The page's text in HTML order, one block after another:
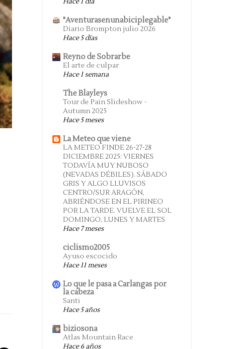
"Aventurasenunabiciplegable"
Diario Brompton julio 2026
Hace 5 días
Reyno de Sobrarbe
El arte de culpar
Hace 1 semana
The Blayleys
Tour de Pain Slideshow -
Autumn 2025
Hace 5 meses
La Meteo que viene
LA METEO FINDE 26-27-28
DICIEMBRE 2025: VIERNES
TODAVÍA MUY NUBOSO
(NEVADAS DÉBILES). SÁBADO
GRIS Y ALGO LLUVISOS
CENTRO/SUR ARAGÓN,
ABRIÉNDOSE EN EL PIRINEO
POR LA TARDE. VUELVE EL SOL
DOMINGO, LUNES Y MARTES
Hace 7 meses
ciclismo2005
Ayuso escocido
Hace 11 meses
Lo que le pasa a Carlangas por
la cabeza
Santi
Hace 5 años
biziosona
Atlas Mountain Race
Hace 6 años